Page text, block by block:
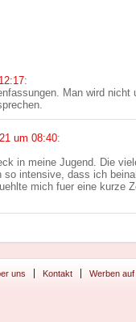
:
Man wird nicht
um 08:40:
in meine Jugend. Die
so intensive, dass ich
mich fuer eine kurze
uns Kontakt Werben